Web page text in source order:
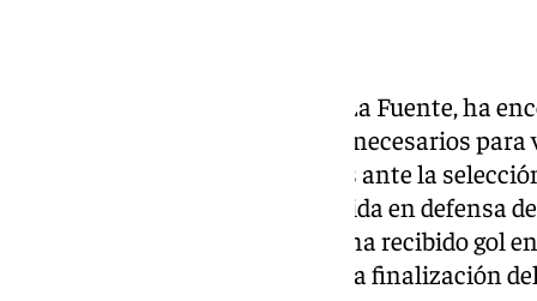
El preparador español, Luis de La Fuente, ha
juego de su equipo dé los frutos necesarios
ronda. Es cierto que no estamos ante la
historia, pero sí ante la más sólida en defensa
España es el único país que no ha recibido gol
solo quedan tres partidos para la finalización